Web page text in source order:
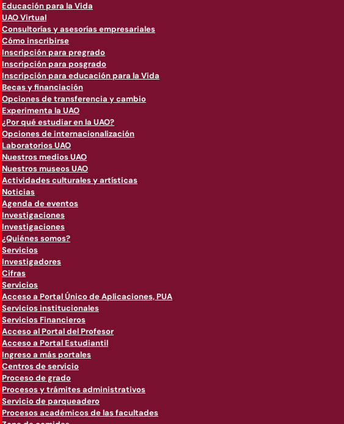
Educación para la Vida
UAO Virtual
Consultorías y asesorías empresariales
Cómo inscribirse
Inscripción para pregrado
Inscripción para posgrado
Inscripción para educación para la Vida
Becas y financiación
Opciones de transferencia y cambio
Experimenta la UAO
¿Por qué estudiar en la UAO?
Opciones de internacionalización
Laboratorios UAO
Nuestros medios UAO
Nuestros museos UAO
Actividades culturales y artísticas
Noticias
Agenda de eventos
Investigaciones
Investigaciones
¿Quiénes somos?
Servicios
Investigadores
Cifras
Servicios
Acceso a Portal Único de Aplicaciones, PUA
Servicios institucionales
Servicios Financieros
Acceso al Portal del Profesor
Acceso a Portal Estudiantil
Ingreso a más portales
Centros de servicio
Proceso de grado
Procesos y trámites administrativos
Servicio de parqueadero
Procesos académicos de las facultades